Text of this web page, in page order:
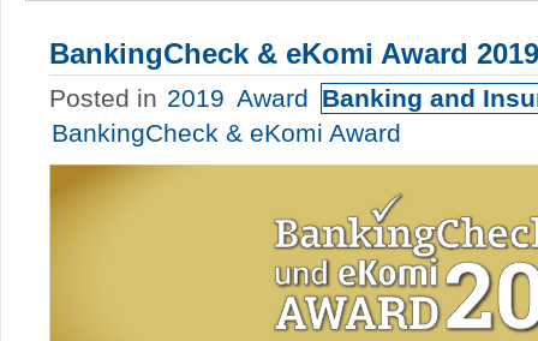
BankingCheck & eKomi Award 2019
Posted in 2019 Award Banking and
BankingCheck & eKomi Award